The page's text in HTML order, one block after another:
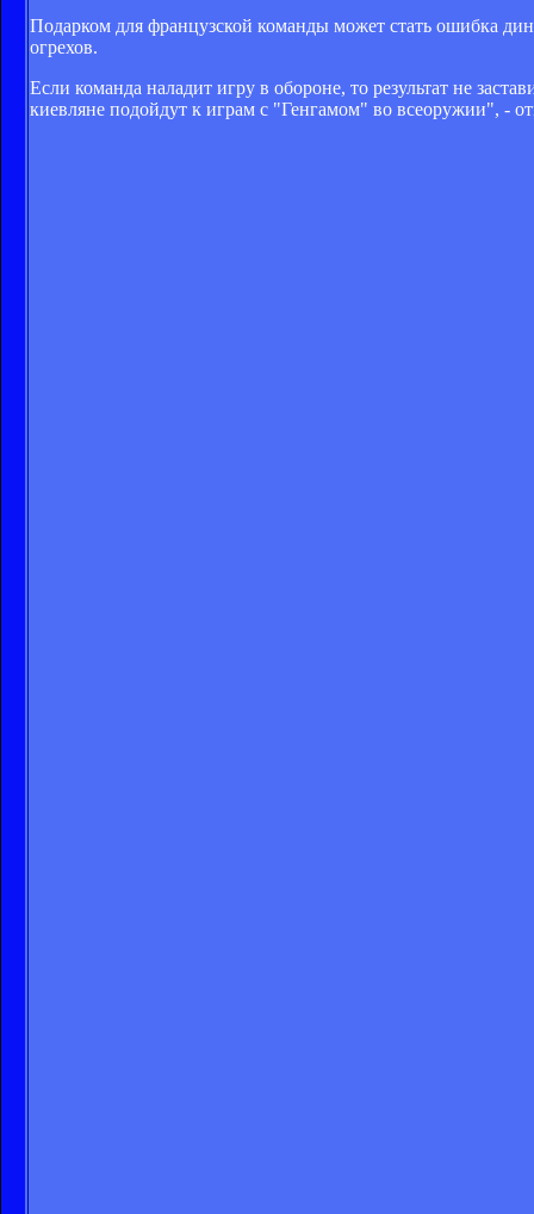
Подарком для французской команды может стать ошибка
огрехов.
Если команда наладит игру в обороне, то результат не
киевляне подойдут к играм с "Генгамом" во всеоружии", -